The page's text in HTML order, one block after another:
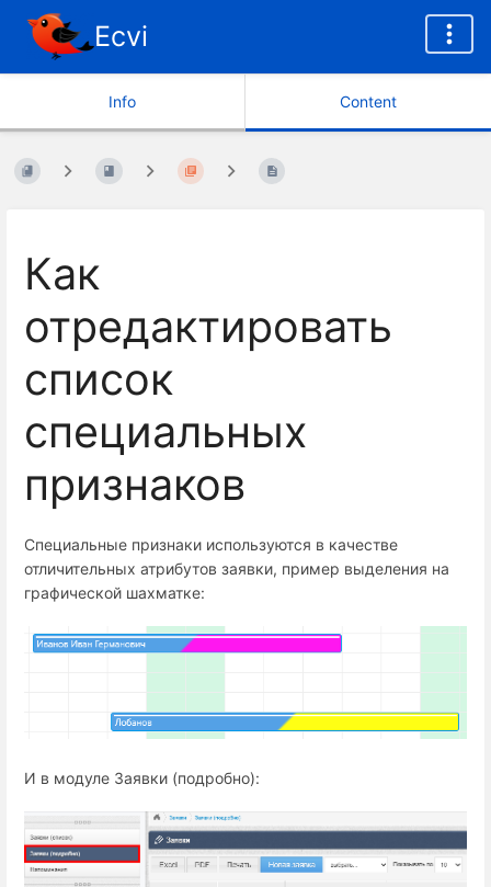
Ecvi
Info Content
Как
отредактировать
список
специальных
признаков
Специальные признаки используются в качестве
отличительных атрибутов заявки, пример выделения на
графической шахматке:
И в модуле Заявки (подробно):